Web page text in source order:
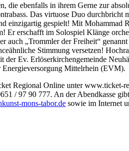
die ebenfalls in ihrem Gerne zur
Das virtuose Duo
gespielt! Mit Mohammad
erschafft im Solospiel Klänge
„Trommler der Freiheit“
Stimmung versetzen!
Ev. Erlöserkirchengemeinde
Mittelrhein (EVM).
Regional Online unter
/ 97 90 777. An der Abendkasse
mons-tabor.de sowie im Internet